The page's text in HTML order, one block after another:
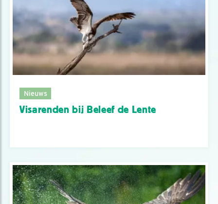
Nieuws
Visarenden bij Beleef de Lente